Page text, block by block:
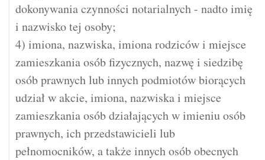
dokonywania czynności notarialnych - nadto imię
i nazwisko tej osoby;
4) imiona, nazwiska, imiona rodziców i miejsce
zamieszkania osób fizycznych, nazwę i siedzibę
osób prawnych lub innych podmiotów biorących
udział w akcie, imiona, nazwiska i miejsce
zamieszkania osób działających w imieniu osób
prawnych, ich przedstawicieli lub
pełnomocników, a także innych osób obecnych